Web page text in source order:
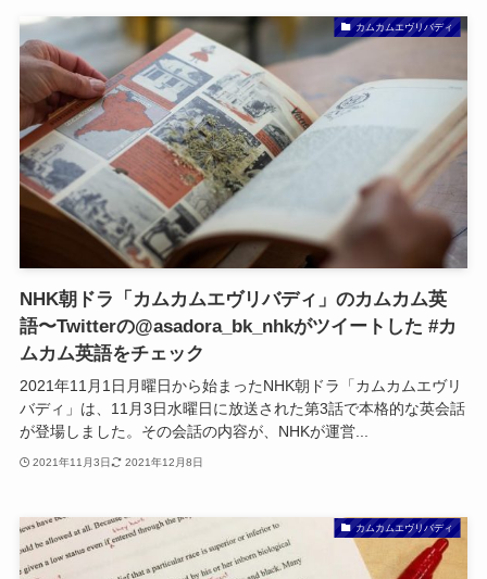
カムカムエヴリバディ
NHK朝ドラ「カムカムエヴリバディ」のカムカム英
語〜Twitterの@asadora_bk_nhkがツイートした #カ
ムカム英語をチェック
2021年11月1日月曜日から始まったNHK朝ドラ「カムカムエヴリ
バディ」は、11月3日水曜日に放送された第3話で本格的な英会話
が登場しました。その会話の内容が、NHKが運営...
2021年11月3日 2021年12月8日
カムカムエヴリバディ